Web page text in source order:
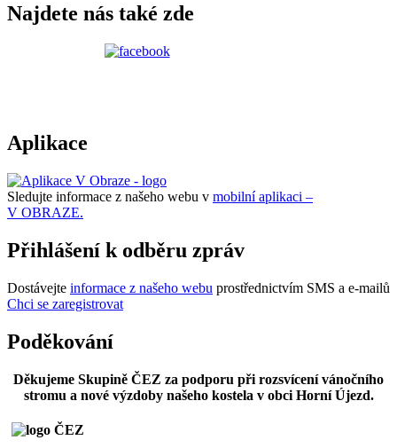
Najdete nás také zde
Aplikace
Sledujte informace z našeho webu v mobilní aplikaci –
V OBRAZE.
Přihlášení k odběru zpráv
Dostávejte informace z našeho webu prostřednictvím SMS a e-mailů
Chci se zaregistrovat
Poděkování
Děkujeme Skupině ČEZ za podporu při rozsvícení vánočního
stromu a nové výzdoby našeho kostela v obci Horní Újezd.